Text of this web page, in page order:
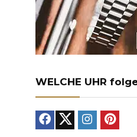
WELCHE UHR